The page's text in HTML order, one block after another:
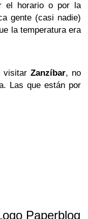
el horario o por la
gente (casi nadie)
la temperatura era
visitar Zanzíbar, no
Las que están por